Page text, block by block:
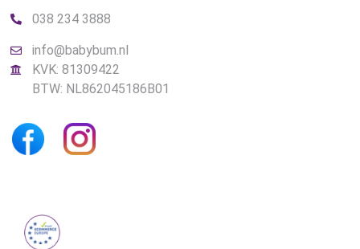
038 234 3888
info@babybum.nl
KVK: 81309422
BTW: NL862045186B01